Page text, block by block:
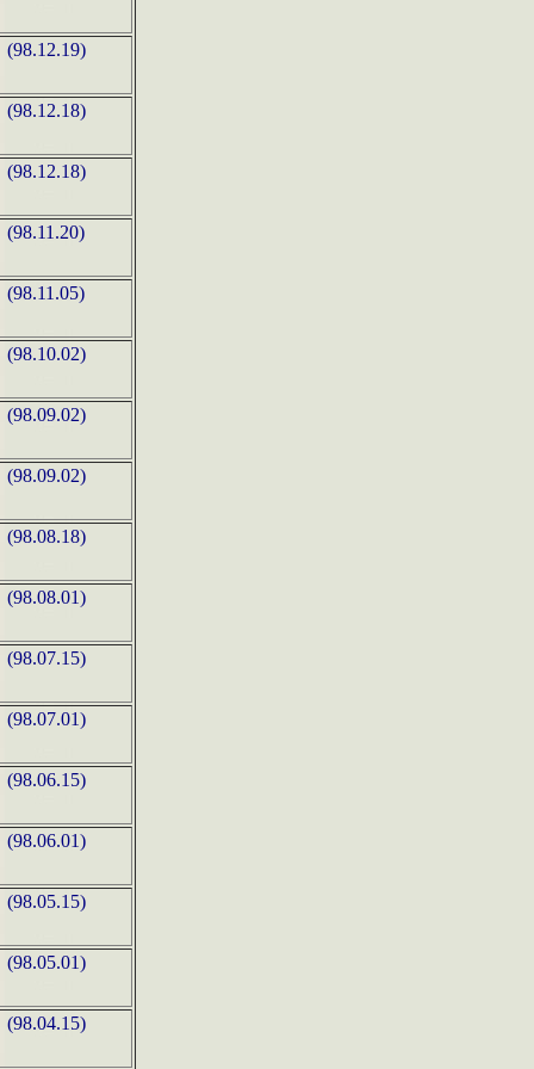
(98.12.19)
(98.12.18)
(98.12.18)
(98.11.20)
(98.11.05)
(98.10.02)
(98.09.02)
(98.09.02)
(98.08.18)
(98.08.01)
(98.07.15)
(98.07.01)
(98.06.15)
(98.06.01)
(98.05.15)
(98.05.01)
(98.04.15)